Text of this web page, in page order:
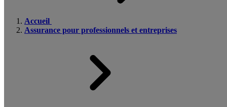
Accueil
Assurance pour professionnels et entreprises